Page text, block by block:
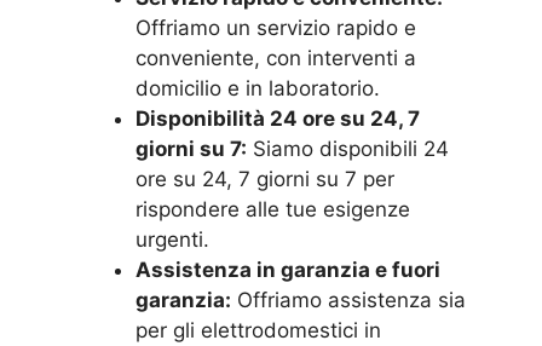
Offriamo un servizio rapido e
conveniente, con interventi a
domicilio e in laboratorio.
Disponibilità 24 ore su 24, 7
giorni su 7: Siamo disponibili 24
ore su 24, 7 giorni su 7 per
rispondere alle tue esigenze
urgenti.
Assistenza in garanzia e fuori
garanzia: Offriamo assistenza sia
per gli elettrodomestici in